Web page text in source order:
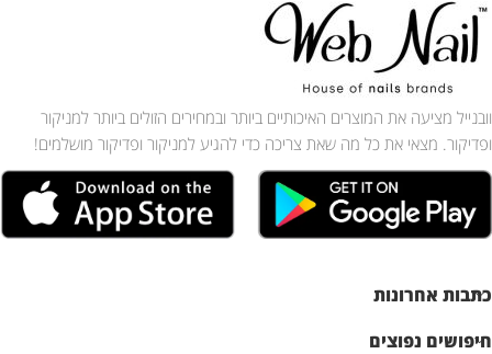
וובנייל מציעה את המוצרים האיכותיים ביותר ובמחירים הזולים ביותר למניקור
ופדיקור. מצאי את כל מה שאת צריכה כדי להגיע למניקור ופדיקור מושלמים!
כתבות אחרונות
חיפושים נפוצים